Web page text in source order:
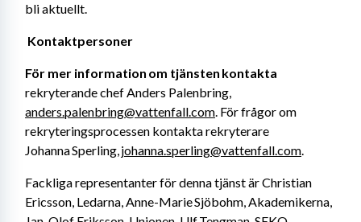
bli aktuellt.
Kontaktpersoner
För mer information om tjänsten kontakta
anders.palenbring@vattenfall.com. För frågor om
rekryteringsprocessen kontakta rekryterare
Johanna Sperling, johanna.sperling@vattenfall.com.
Fackliga representanter för denna tjänst är Christian
Ericsson, Ledarna, Anne-Marie Sjöbohm, Akademikerna,